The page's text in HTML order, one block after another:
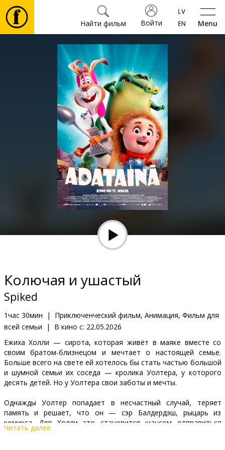
Menu
Войти
Найти фильм
Фильмы
Культура
Мероприятия
Новости
Подарки
Клуб
Колючая и ушастый
Spiked
1час 30мин |
Приключенческий фильм, Анимация, Фильм для
всей семьи
| В кино с: 22.05.2026
Ежиха Холли — сирота, которая живёт в маяке вместе со
своим братом-близнецом и мечтает о настоящей семье.
Больше всего на свете ей хотелось бы стать частью большой
и шумной семьи их соседа — кролика Уолтера, у которого
десять детей. Но у Уолтера свои заботы и мечты.
Однажды Уолтер попадает в несчастный случай, теряет
память и решает, что он — сэр Балдердэш, рыцарь из
комикса. Для Холли это становится шансом отправиться
навстречу настоящим приключениям.
Читать далее